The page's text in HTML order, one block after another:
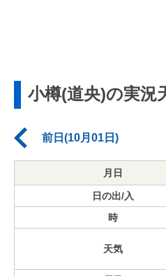
小樽(道央)の実況
前日(10月01日)
月日
日の出/入
時
天気